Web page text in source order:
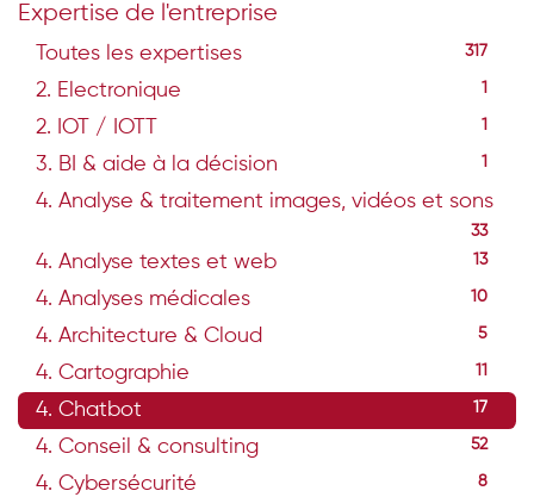
Expertise de l'entreprise
Toutes les expertises 317
2. Electronique 1
2. IOT / IOTT 1
3. BI & aide à la décision 1
4. Analyse & traitement images, vidéos et sons
33
4. Analyse textes et web 13
4. Analyses médicales 10
4. Architecture & Cloud 5
4. Cartographie
4. Chatbot 17
4. Conseil & consulting 52
4. Cybersécurité 8